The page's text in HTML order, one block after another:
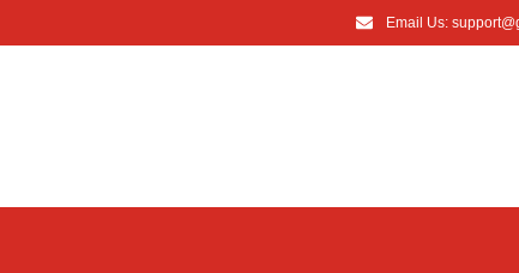
Email Us: